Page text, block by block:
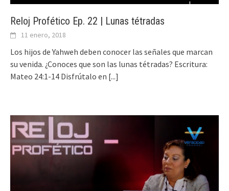
Reloj Profético Ep. 22 | Lunas tétradas
11 enero, 2018
Los hijos de Yahweh deben conocer las señales que marcan
su venida. ¿Conoces que son las lunas tétradas? Escritura:
Mateo 24:1-14 Disfrútalo en [...]